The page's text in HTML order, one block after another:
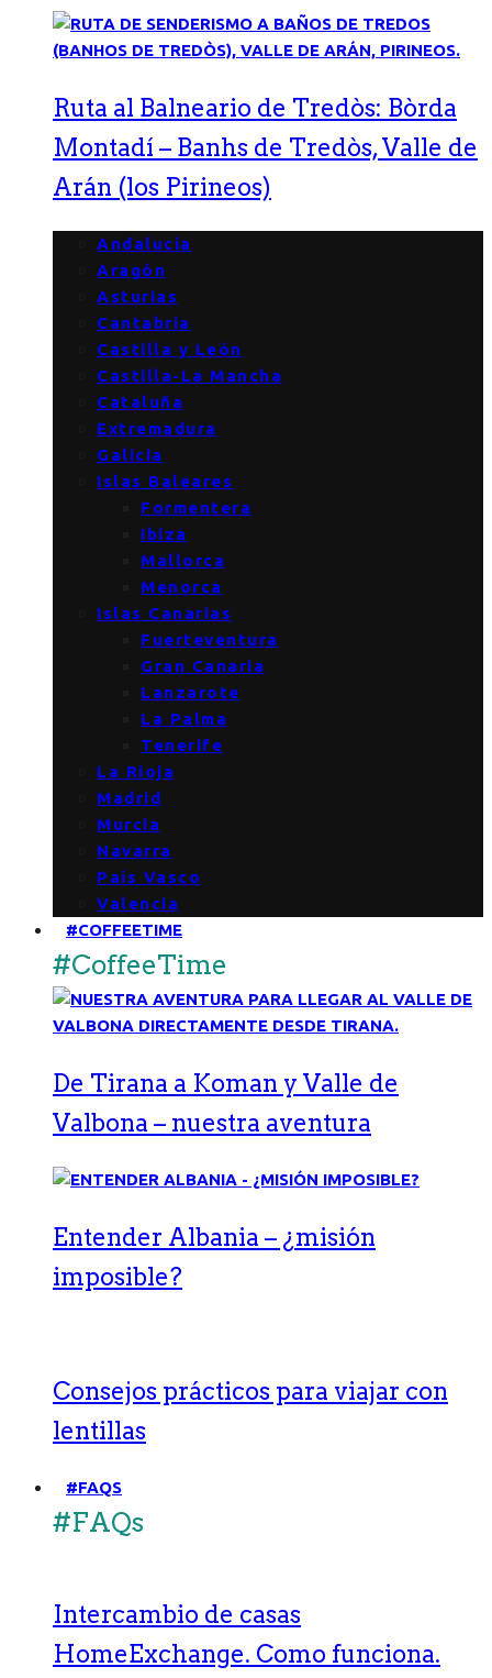
Ruta al Balneario de Tredòs: Bòrda
Montadí – Banhs de Tredòs, Valle de
Arán (los Pirineos)
Andalucía
Aragón
Asturias
Cantabria
Castilla y León
Castilla-La Mancha
Cataluña
Extremadura
Galicia
Islas Baleares
Formentera
Ibiza
Mallorca
Menorca
Islas Canarias
Fuerteventura
Gran Canaria
Lanzarote
La Palma
Tenerife
La Rioja
Madrid
Murcia
Navarra
País Vasco
Valencia
#COFFEETIME
#CoffeeTime
De Tirana a Koman y Valle de
Valbona – nuestra aventura
Entender Albania – ¿misión
imposible?
Consejos prácticos para viajar con
lentillas
#FAQS
#FAQs
Intercambio de casas
HomeExchange. Como funciona.